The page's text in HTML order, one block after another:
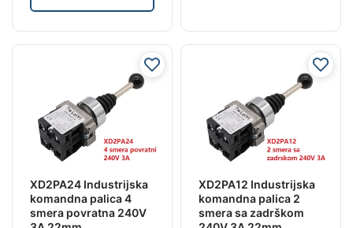
XD2PA24 Industrijska
komandna palica 4
smera povratna 240V
XD2PA12 Industrijska
komandna palica 2
smera sa zadrškom